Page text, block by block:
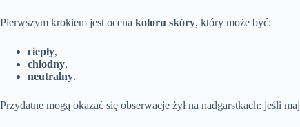
Pierwszym krokiem jest ocena koloru skóry, który może być:
ciepły,
chłodny,
neutralny.
Przydatne mogą okazać się obserwacje żył na nadgarstkach: jeśli